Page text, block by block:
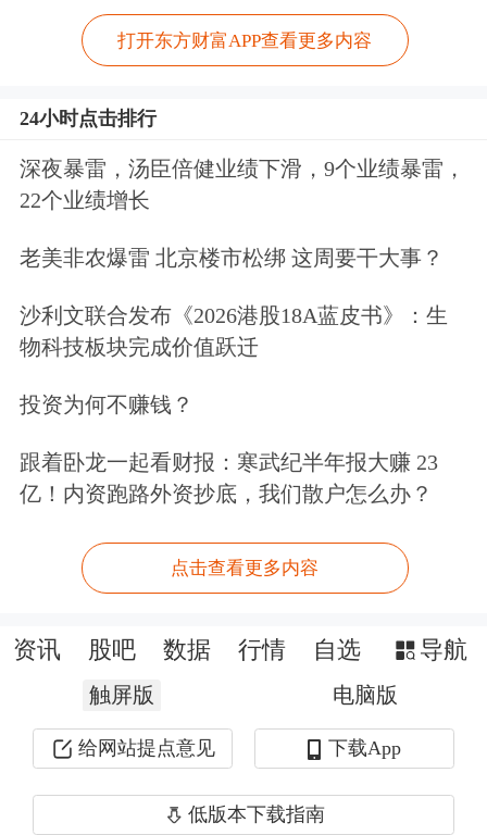
普表示，“据我了解，答案是肯定的。”
示，没有所谓“美伊协议”已经最终敲定
的说法，但金融市场显然已再度受到
了“TACO”(特朗普总是会退缩)交易的
提振，随着油价与美元快速跳水，美
股、美债、加密货币及 黄金当天均呈现
了强势反弹。
其中，美国三大股指均录得自4月8日以
来的最大单日百分比涨幅——4月8日也
是美国与伊朗达成临时停火协议的日
子。截至收盘，道琼斯工业平均指数上
涨929.97点，涨幅1.86%，收于
50,848.75点；标普500指数上涨127.31
点，涨幅1.75%，收于7394.30点；纳斯
达克综合指数上涨640.16点，涨幅
2.54%，收于25809.66点。
打开东方财富APP查看更多内容
24小时点击排行
深夜暴雷，汤臣倍健业绩下滑，9个业绩暴雷，
22个业绩增长
老美非农爆雷 北京楼市松绑 这周要干大事？
沙利文联合发布《2026港股18A蓝皮书》：生
物科技板块完成价值跃迁
投资为何不赚钱？
跟着卧龙一起看财报：寒武纪半年报大赚 23
亿！内资跑路外资抄底，我们散户怎么办？
点击查看更多内容
资讯 股吧 数据 行情 自选 导航
触屏版 电脑版
给网站提点意见 下载App
低版本下载指南